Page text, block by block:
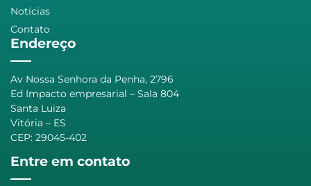
Notícias
Contato
Endereço
Av Nossa Senhora da Penha, 2796
Ed Impacto empresarial – Sala 804
Santa Luiza
Vitória – ES
CEP: 29045-402
Entre em contato